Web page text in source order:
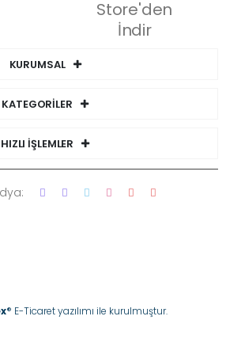
KURUMSAL
KATEGORİLER
HIZLI İŞLEMLER
® E-Ticaret yazılımı ile kurulmuştur.